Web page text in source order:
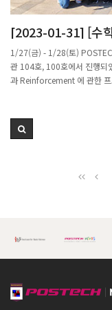
에 증명했다.(가우스는 정수
느 누구도 정답이라고 할 만
복잡하고 어려운 걸 어디다
이다. 소수를 곱해 만든 합성
가 풀리는 것이 암호 해독의
한다. 암호학은 단순히 암호
오류를 검증하는 수학적 방
correcting codes)’라고 한
국내에서 암호학은 생소한
국제 학회를 개최했다.-지금
호를 만들고 깨지고 개선하는
재는 보형 형식과 연결된 L-함
경우가 보형 형식이다. 보형
있도록 한우물파기 연구를
을 일으킬 수 있는 핵심연구
고 밝혔다.출처:젊은 과학·
[2023-01-31] [수
고 겨울 인공지능
1/27(금) - 1/28(토)
관 104호, 100호에서 진행되
과 Reinforcement 에 관한